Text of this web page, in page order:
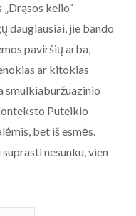
kelio“
daugiausiai, jie bando
paviršių arba,
ar kitokias
smulkiaburžuazinio
Puteikio
bet iš esmės.
nesunku, vien